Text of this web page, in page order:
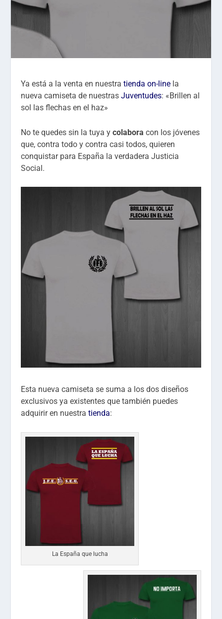
Ya está a la venta en nuestratienda on-line la
nueva camiseta de nuestrasJuventudes: «Brillen al
sol las flechas en el haz»
No te quedes sin la tuya ycolabora con los jóvenes
que, contra todo y contra casi todos, quieren
conquistar para España la verdadera Justicia
Social.
Esta nueva camiseta se suma a los dos diseños
exclusivos ya existentes que también puedes
adquirir en nuestratienda:
La España que lucha